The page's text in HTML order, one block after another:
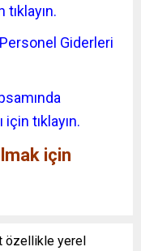
Giderleri
tıklayın.
için
özellikle yerel